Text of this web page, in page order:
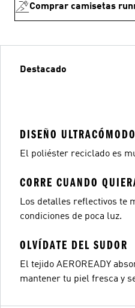
Comprar camisetas
Destacado
DISEÑO ULTRACÓMODO
El poliéster reciclado es
CORRE CUANDO
Los detalles reflectivos te
condiciones de poca luz.
OLVÍDATE DEL SUDOR
El tejido AEROREADY
mantener tu piel fresca y